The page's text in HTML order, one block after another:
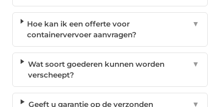
Hoe kan ik een offerte voor
containervervoer aanvragen?
▼
Wat soort goederen kunnen worden
verscheept?
▼
Geeft u garantie op de verzonden
▼